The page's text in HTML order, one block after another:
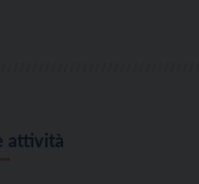
attività